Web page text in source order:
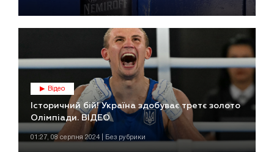
Відео
Історичний бій! Україна здобуває третє золото
Олімпіади. ВІДЕО
01:27, 08 серпня 2024 | Без рубрики